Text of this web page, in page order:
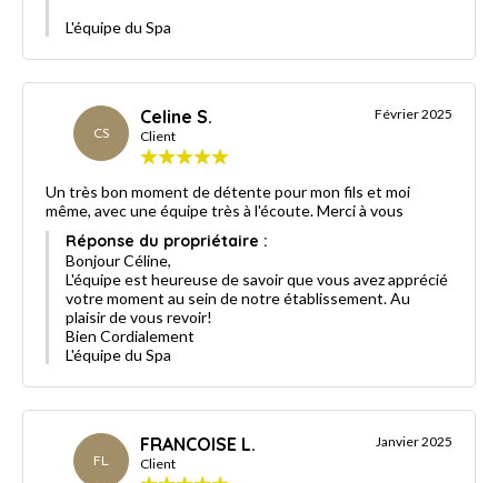
L'équipe du Spa
CS
Celine S.
Client
Février 2025
Un très bon moment de détente pour mon fils et moi
même, avec une équipe très à l'écoute. Merci à vous
Réponse du propriétaire :
Bonjour Céline,
L'équipe est heureuse de savoir que vous avez apprécié
votre moment au sein de notre établissement. Au
plaisir de vous revoir!
Bien Cordialement
L'équipe du Spa
FL
FRANCOISE L.
Client
Janvier 2025